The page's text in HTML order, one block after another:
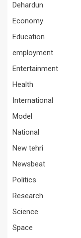
Dehardun
Economy
Education
employment
Entertainment
Health
International
Model
National
New tehri
Newsbeat
Politics
Research
Science
Space